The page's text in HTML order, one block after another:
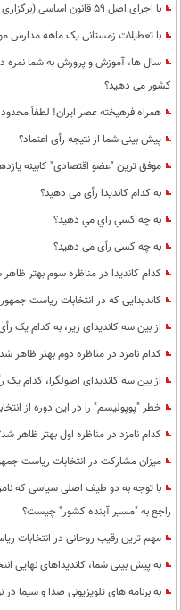
با اجرای اصل 59 قانون اساسی (برگزاری رفراندوم در امور مهم کشور) موافق هستید؟
با تعطیلات زمستانی یک ماهه مدارس
سال ها، آموزش و پرورش به شما نمره
کشور می دهید؟
همراه فرهیخته عصر ایران! لطفاً
پیش بینی شما از نتیجه رأی اعتماد؟
موفق ترین "عضو اقتصادی" کابینه
به کدام کاندیدا رأی می دهید؟
به چه كسي راي مي دهيد؟
به چه کسی رأی می دهید؟
کدام کاندیدا در مناظره سوم بهتر
کاندیدایی که در انتخابات ریاست
از بین سه کاندیدای زیر، به کدام یک
کدام نامزد در مناظره دوم بهتر ظاهر
از بین سه کاندیدای اصولگرا، کدام یک
خطر "پوپولیسم" را در این دوره از
کدام نامزد در مناظره اول بهتر ظاهر
میزان مشارکت در انتخابات ریاست
با توجه به دو طیف اصلی سیاسی که
راجع به "مسیر آینده کشور" چیست؟
مهم ترین رقیب روحانی در انتخابات
به پیش بینی شما، کاندیداهای نهایی
به برنامه های تلویزیونی صدا و سیما در نوروز 96 چه نمره ای